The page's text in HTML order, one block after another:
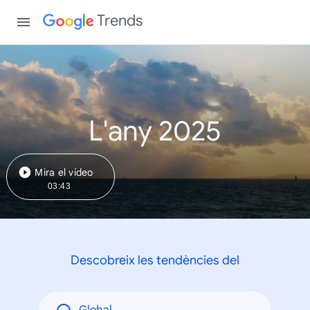
Trends
L'any 2025
Mira el vídeo
03:43
Descobreix les tendències del